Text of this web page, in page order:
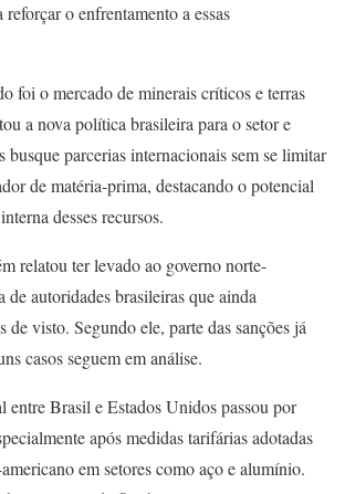
o enfrentamento a essas
foi o mercado de minerais críticos e terras
a nova política brasileira para o setor e
busque parcerias internacionais sem se limitar
de matéria-prima, destacando o potencial
desses recursos.
relatou ter levado ao governo norte-
de autoridades brasileiras que ainda
de visto. Segundo ele, parte das sanções já
casos seguem em análise.
entre Brasil e Estados Unidos passou por
após medidas tarifárias adotadas
em setores como aço e alumínio.